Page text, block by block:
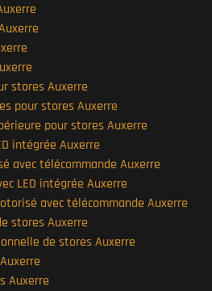
stores Auxerre
pour stores Auxerre
pour stores Auxerre
intégrée Auxerre
avec télécommande Auxerre
LED intégrée Auxerre
avec télécommande Auxerre
stores Auxerre
de stores Auxerre
Auxerre